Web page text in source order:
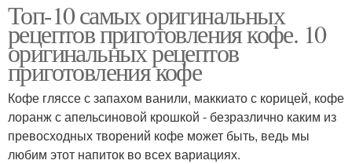
Топ-10 самых оригинальных
рецептов приготовления кофе. 10
оригинальных рецептов
приготовления кофе
Кофе гляссе с запахом ванили, маккиато с корицей, кофе
лоранж с апельсиновой крошкой - безразлично каким из
превосходных творений кофе может быть, ведь мы
любим этот напиток во всех вариациях.